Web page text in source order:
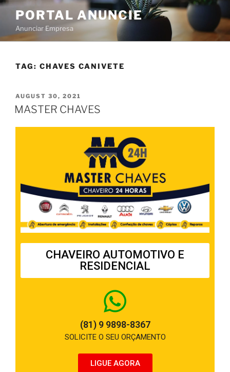
PORTAL ANUNCIE
Anunciar Empresa
TAG: CHAVES CANIVETE
AUGUST 30, 2021
MASTER CHAVES
CHAVEIRO AUTOMOTIVO E
RESIDENCIAL
(81) 9 9898-8367
SOLICITE O SEU ORÇAMENTO
LIGUE AGORA